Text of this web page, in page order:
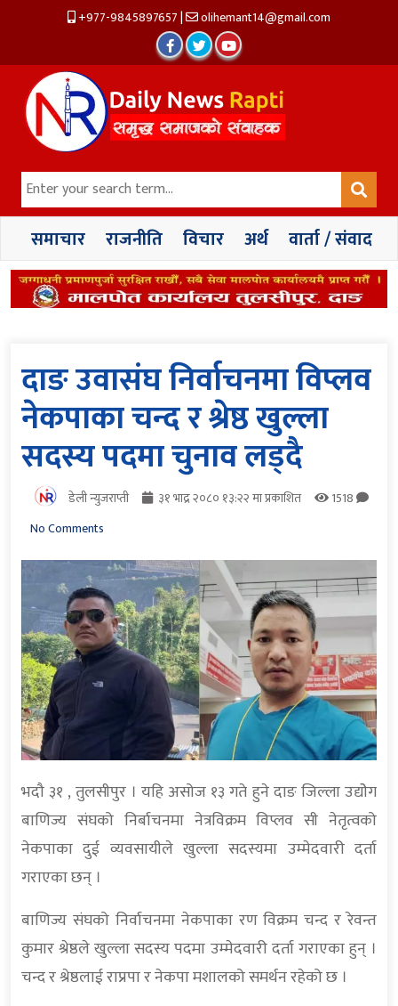
+977-9845897657| olihemant14@gmail.com
समाचार राजनीति विचार अर्थ वार्ता / संवाद
दाङ उवासंघ निर्वाचनमा विप्लव
नेकपाका चन्द र श्रेष्ठ खुल्ला
सदस्य पदमा चुनाव लड्दै
डेली न्युजराप्ती ३१ भाद्र २०८० १३:२२ मा प्रकाशित
1518
No Comments
भदौ ३१ , तुलसीपुर । यहि असोज १३ गते हुने दाङ जिल्ला उद्याेेग
बाणिज्य संघको निर्बाचनमा नेत्रविक्रम विप्लव सी नेतृत्वको
नेकपाका दुई व्यवसायीले खुल्ला सदस्यमा उम्मेदवारी दर्ता
गराएका छन् ।
बाणिज्य संघको निर्वाचनमा नेकपाका रण विक्रम चन्द र रेवन्त
कुमार श्रेष्ठले खुल्ला सदस्य पदमा उम्मेदवारी दर्ता गराएका हुन् ।
चन्द र श्रेष्ठलाई राप्रपा र नेकपा मशालको समर्थन रहेको छ ।